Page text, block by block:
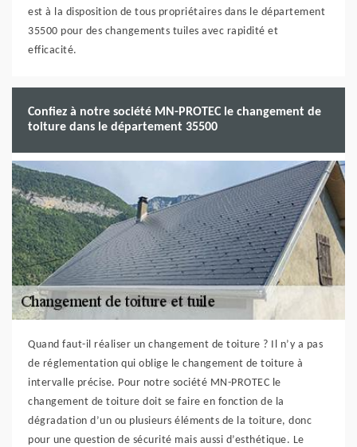
est à la disposition de tous propriétaires dans le département
35500 pour des changements tuiles avec rapidité et
efficacité.
Confiez à notre société MN-PROTEC le changement de
toiture dans le département 35500
Quand faut-il réaliser un changement de toiture ? Il n’y a pas
de réglementation qui oblige le changement de toiture à
intervalle précise. Pour notre société MN-PROTEC le
changement de toiture doit se faire en fonction de la
dégradation d’un ou plusieurs éléments de la toiture, donc
pour une question de sécurité mais aussi d’esthétique. Le